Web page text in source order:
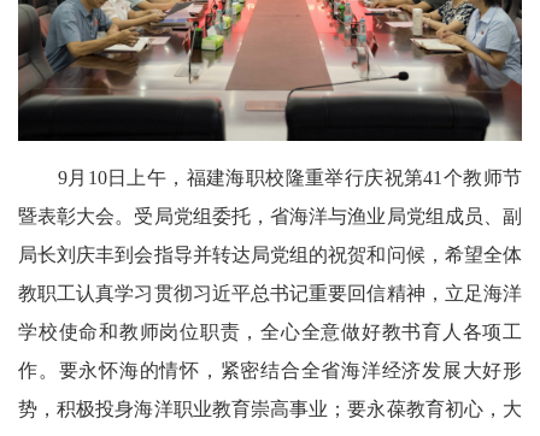
9月10日上午，福建海职校隆重举行庆祝第41个教师节
暨表彰大会。受局党组委托，省海洋与渔业局党组成员、副
局长刘庆丰到会指导并转达局党组的祝贺和问候，希望全体
教职工认真学习贯彻习近平总书记重要回信精神，立足海洋
学校使命和教师岗位职责，全心全意做好教书育人各项工
作。要永怀海的情怀，紧密结合全省海洋经济发展大好形
势，积极投身海洋职业教育崇高事业；要永葆教育初心，大